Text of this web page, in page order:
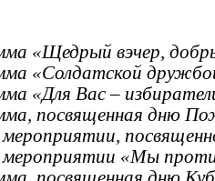
«Щедрый вэчер,
«Солдатской
«Для Вас –
посвященная дню
мероприятии «Мы